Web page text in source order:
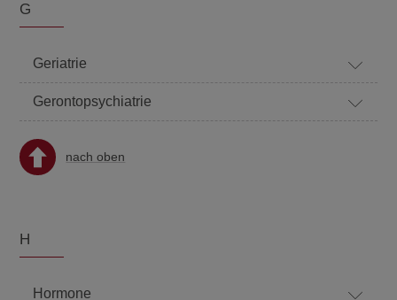
G
Geriatrie
Gerontopsychiatrie
nach oben
H
Hormone